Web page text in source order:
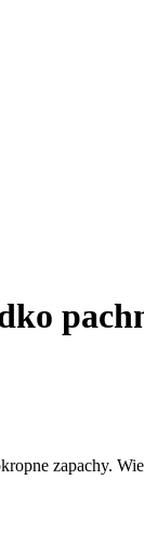
zapachy.